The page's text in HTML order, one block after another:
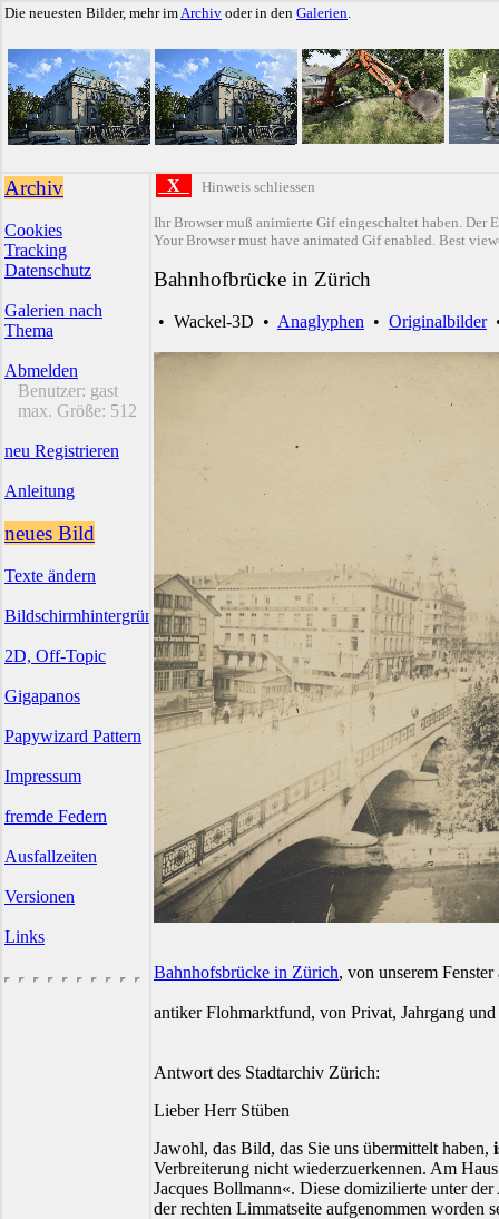
Die neuesten Bilder, mehr imArchiv oder in den Galerien.
Archiv
Cookies
Tracking
Datenschutz
Galerien nach
Thema
Abmelden
Benutzer: gast
max. Größe: 512
neu Registrieren
Anleitung
neues Bild
Texte ändern
Bildschirmhintergründe
2D, Off-Topic
Gigapanos
Papywizard Pattern
Impressum
fremde Federn
Ausfallzeiten
Versionen
Links
X Hinweis schliessen
Ihr Browser muß animierte Gif eingeschaltet haben. Der
Your Browser must have animated Gif enabled. Best
Bahnhofbrücke in Zürich
• Wackel-3D • Anaglyphen • Originalbilder
Bahnhofsbrücke in Zürich, von unserem
antiker Flohmarktfund, von Privat, Jahrgang
Antwort des Stadtarchiv Zürich:
Lieber Herr Stüben
Jawohl, das Bild, das Sie uns übermittelt haben,
Verbreiterung nicht wiederzuerkennen. Am
Jacques Bollmann«. Diese domizilierte unter
der rechten Limmatseite aufgenommen worden